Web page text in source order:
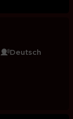
Deutsch